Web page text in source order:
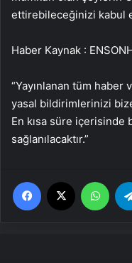
ettirebileceğinizi kabul
Haber Kaynak :
“Yayınlanan tüm
yasal bildirimlerinizi
En kısa süre
sağlanılacaktır.”
Facebook